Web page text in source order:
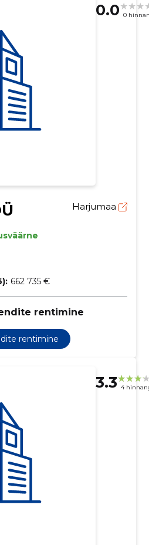
0.0 0
Harjumaa
662 735 €
rentimine
rentimine
3.3 4